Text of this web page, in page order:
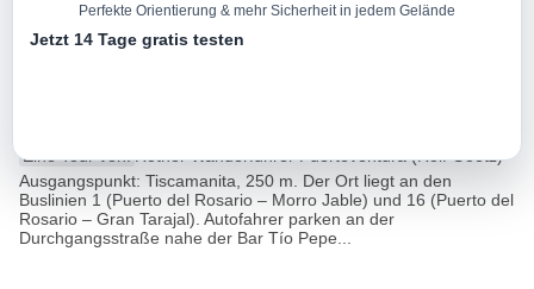
Tiscamanita – Vega de Río
Eine Tour von:Rother Wanderführer Fuerteventura (Rolf Goetz)
Ausgangspunkt: Tiscamanita, 250 m. Der Ort liegt an den
Buslinien 1 (Puerto del Rosario – Morro Jable) und 16 (Puerto del
Rosario – Gran Tarajal). Autofahrer parken an der
Durchgangsstraße nahe der Bar Tío Pepe...
Perfekte Orientierung & mehr Sicherheit in jedem Gelände
Jetzt 14 Tage gratis testen